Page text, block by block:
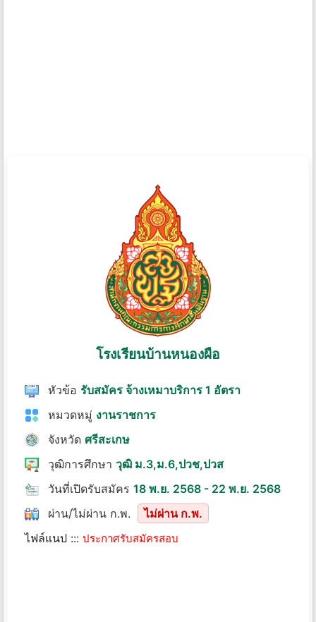
โรงเรียนบ้านหนองผือ
หัวข้อ รับสมัคร จ้างเหมาบริการ 1 อัตรา
หมวดหมู่ งานราชการ
จังหวัด ศรีสะเกษ
วุฒิการศึกษา วุฒิ ม.3,ม.6,ปวช,ปวส
วันที่เปิดรับสมัคร 18 พ.ย. 2568 - 22 พ.ย. 2568
ผ่าน/ไม่ผ่าน ก.พ.
ไม่ผ่าน ก.พ.
ไฟล์แนป ::: ประกาศรับสมัครสอบ